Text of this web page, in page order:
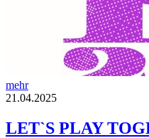
mehr
21.04.2025
LET`S PLAY